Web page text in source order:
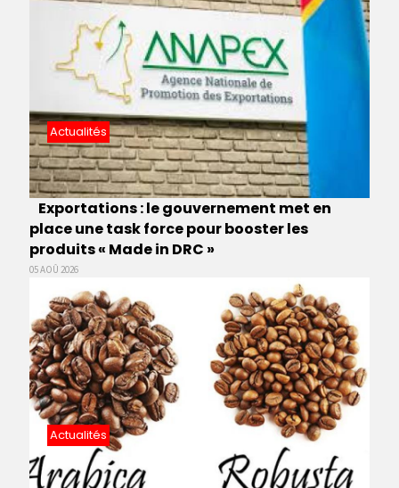
Actualités
Exportations : le gouvernement met en
place une task force pour booster les
produits « Made in DRC »
05 AOÛ 2026
Actualités